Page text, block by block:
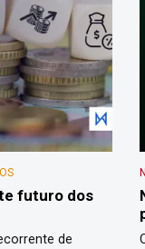
futuro dos
de